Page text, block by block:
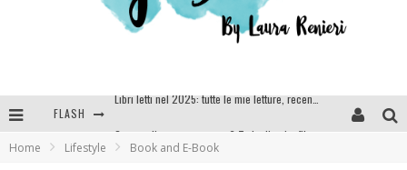
FLASH
SEE YOU AT 5 | Chanel
Home Lifestyle Book and E-Book